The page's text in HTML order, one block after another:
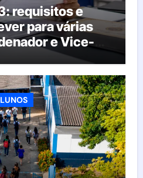
requisitos e
para várias
e Vice-